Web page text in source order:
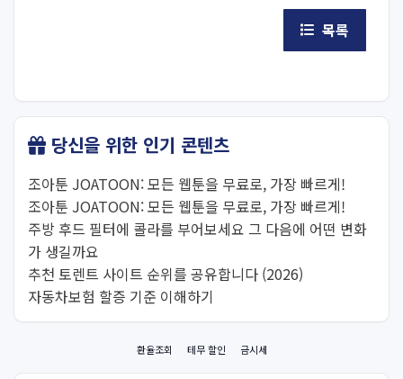
목록
당신을 위한 인기 콘텐츠
조아툰 JOATOON: 모든 웹툰을 무료로, 가장 빠르게!
조아툰 JOATOON: 모든 웹툰을 무료로, 가장 빠르게!
주방 후드 필터에 콜라를 부어보세요 그 다음에 어떤 변화
가 생길까요
추천 토렌트 사이트 순위를 공유합니다 (2026)
자동차보험 할증 기준 이해하기
환율조회 테무 할인 금시세